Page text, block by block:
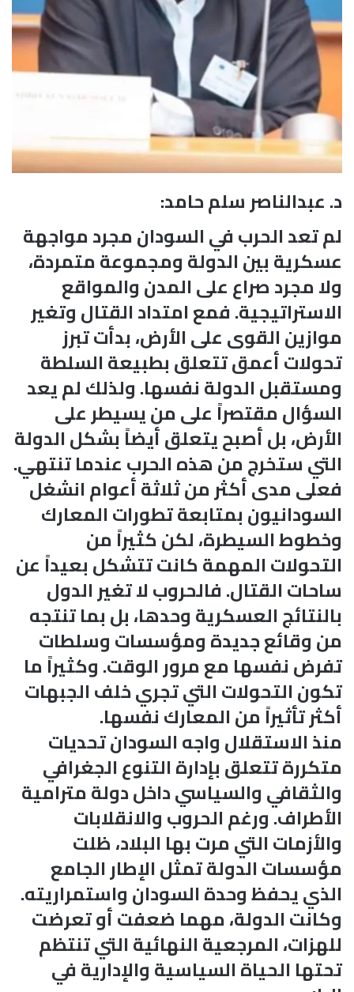
د. عبدالناصر سلم حامد:
لم تعد الحرب في السودان مجرد مواجهة
عسكرية بين الدولة ومجموعة متمردة،
ولا مجرد صراع على المدن والمواقع
الاستراتيجية. فمع امتداد القتال وتغير
موازين القوى على الأرض، بدأت تبرز
تحولات أعمق تتعلق بطبيعة السلطة
ومستقبل الدولة نفسها. ولذلك لم يعد
السؤال مقتصراً على من يسيطر على
الأرض، بل أصبح يتعلق أيضاً بشكل الدولة
التي ستخرج من هذه الحرب عندما تنتهي.
فعلى مدى أكثر من ثلاثة أعوام انشغل
السودانيون بمتابعة تطورات المعارك
وخطوط السيطرة، لكن كثيراً من
التحولات المهمة كانت تتشكل بعيداً عن
ساحات القتال. فالحروب لا تغير الدول
بالنتائج العسكرية وحدها، بل بما تنتجه
من وقائع جديدة ومؤسسات وسلطات
تفرض نفسها مع مرور الوقت. وكثيراً ما
تكون التحولات التي تجري خلف الجبهات
أكثر تأثيراً من المعارك نفسها.
منذ الاستقلال واجه السودان تحديات
متكررة تتعلق بإدارة التنوع الجغرافي
والثقافي والسياسي داخل دولة مترامية
الأطراف. ورغم الحروب والانقلابات
والأزمات التي مرت بها البلاد، ظلت
مؤسسات الدولة تمثل الإطار الجامع
الذي يحفظ وحدة السودان واستمراريته.
وكانت الدولة، مهما ضعفت أو تعرضت
للهزات، المرجعية النهائية التي تنتظم
تحتها الحياة السياسية والإدارية في